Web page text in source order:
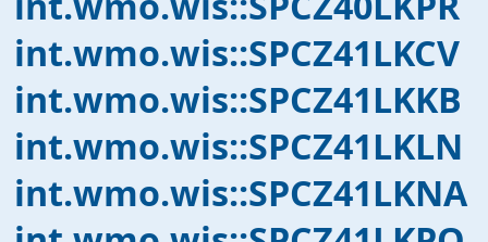
int.wmo.wis::SPCZ41LKCV
int.wmo.wis::SPCZ41LKKB
int.wmo.wis::SPCZ41LKLN
int.wmo.wis::SPCZ41LKNA